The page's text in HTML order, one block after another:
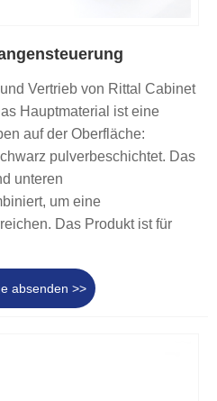
Vertrieb von Rittal Cabinet
Hauptmaterial ist eine
auf der Oberfläche:
pulverbeschichtet. Das
unteren
um eine
Das Produkt ist für
absenden >>